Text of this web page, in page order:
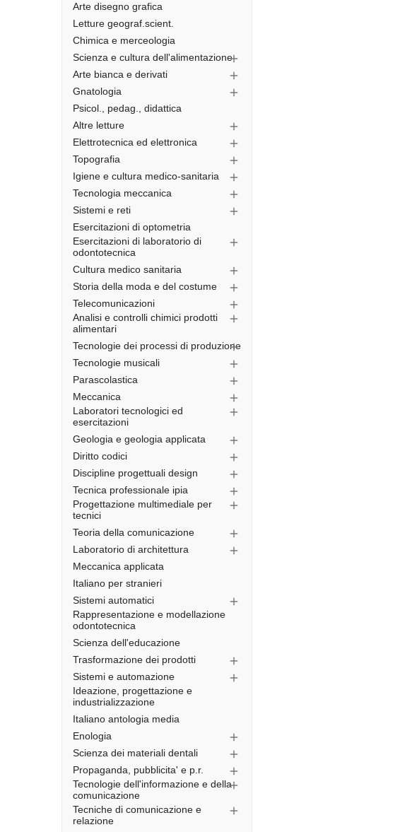
Arte disegno grafica
Letture geograf.scient.
Chimica e merceologia
Scienza e cultura dell'alimentazione
Arte bianca e derivati 
Gnatologia 
Psicol., pedag., didattica
Altre letture

Elettrotecnica ed elettronica 
Topografia 
Igiene e cultura medico-sanitaria 
Tecnologia meccanica 
Sistemi e reti 
Esercitazioni di optometria
Esercitazioni di laboratorio di
odontotecnica

Cultura medico sanitaria 
Storia della moda e del costume 
Telecomunicazioni 
Analisi e controlli chimici prodotti
alimentari

Tecnologie dei processi di produzione

Tecnologie musicali 
Parascolastica 
Meccanica 
Laboratori tecnologici ed
esercitazioni

Geologia e geologia applicata 
Diritto codici 
Discipline progettuali design 
Tecnica professionale ipia 
Progettazione multimediale per
tecnici

Teoria della comunicazione 
Laboratorio di architettura 
Meccanica applicata
Italiano per stranieri
Sistemi automatici

Rappresentazione e modellazione
odontotecnica
Scienza dell'educazione
Trasformazione dei prodotti

Sistemi e automazione 
Ideazione, progettazione e
industrializzazione
Italiano antologia media
Enologia

Scienza dei materiali dentali 
Propaganda, pubblicita' e p.r. 
Tecnologie dell'informazione e della
comunicazione

Tecniche di comunicazione e
relazione
